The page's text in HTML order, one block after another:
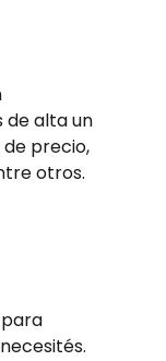
de alta un
precio,
otros.